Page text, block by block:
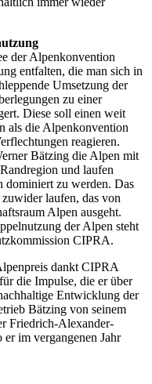
der Alpenkonvention
entfalten, die man sich in
Umsetzung der
zu einer
Diese soll einen weit
als die Alpenkonvention
reagieren.
Bätzing die Alpen mit
und laufen
dominiert zu werden. Das
laufen, das von
Alpen ausgeht.
der Alpen steht
CIPRA.
dankt CIPRA
die Impulse, die er über
Entwicklung der
Bätzing von seinem
Friedrich-Alexander-
im vergangenen Jahr